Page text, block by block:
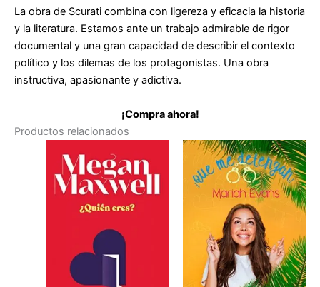
La obra de Scurati combina con ligereza y eficacia la historia
y la literatura. Estamos ante un trabajo admirable de rigor
documental y una gran capacidad de describir el contexto
político y los dilemas de los protagonistas. Una obra
instructiva, apasionante y adictiva.
¡Compra ahora!
Productos relacionados